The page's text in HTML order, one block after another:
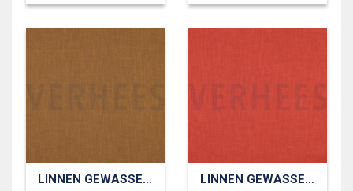
LINNEN GEWASSEN 230 GM2 LINNEN GEWASSEN 230 GM2